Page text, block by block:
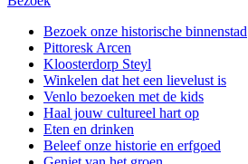
Bezoek onze historische binnenstad
Pittoresk Arcen
Kloosterdorp Steyl
Winkelen dat het een lievelust is
Venlo bezoeken met de kids
Haal jouw cultureel hart op
Eten en drinken
Beleef onze historie en erfgoed